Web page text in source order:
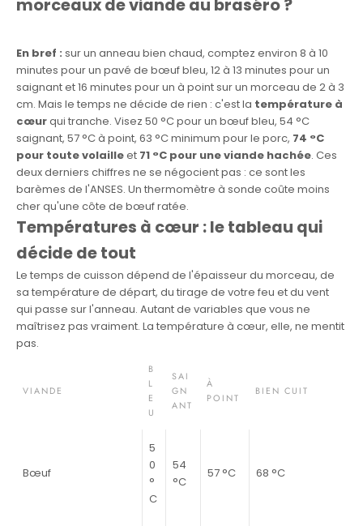
morceaux de viande au braséro ?
En bref : sur un anneau bien chaud, comptez environ 8 à 10
minutes pour un pavé de bœuf bleu, 12 à 13 minutes pour un
saignant et 16 minutes pour un à point sur un morceau de 2 à 3
cm. Mais le temps ne décide de rien : c'est la température à
cœurqui tranche. Visez 50 °C pour un bœuf bleu, 54 °C
saignant, 57 °C à point, 63 °C minimum pour le porc, 74 °C
pour toute volailleet 71 °C pour une viande hachée. Ces
deux derniers chiffres ne se négocient pas : ce sont les
barèmes de l'ANSES. Un thermomètre à sonde coûte moins
cher qu'une côte de bœuf ratée.
Températures à cœur : le tableau qui
décide de tout
Le temps de cuisson dépend de l'épaisseur du morceau, de
sa température de départ, du tirage de votre feu et du vent
qui passe sur l'anneau. Autant de variables que vous ne
maîtrisez pas vraiment. La température à cœur, elle, ne mentit
pas.
VIANDE
B
L
E
U
SAI
GN
ANT
À
POINT
BIEN CUIT
Bœuf
5
0
°
C
54
°C
57 °C 68 °C